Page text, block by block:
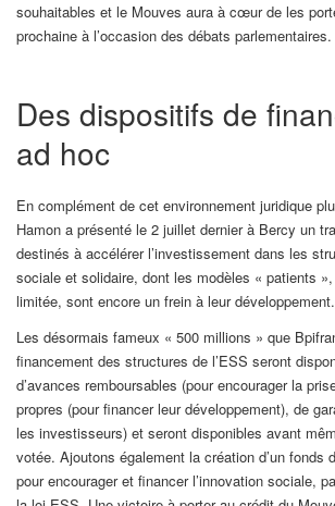
souhaitables et le Mouves aura à cœur de les
prochaine à l’occasion des débats parlementaires.
Des dispositifs de
ad hoc
En complément de cet environnement juridique
Hamon a présenté le 2 juillet dernier à Bercy un
destinés à accélérer l’investissement dans les
sociale et solidaire, dont les modèles « patients
limitée, sont encore un frein à leur développement.
Les désormais fameux « 500 millions » que
financement des structures de l’ESS seront
d’avances remboursables (pour encourager la
propres (pour financer leur développement), de
les investisseurs) et seront disponibles avant
votée. Ajoutons également la création d’un fonds
pour encourager et financer l’innovation sociale,